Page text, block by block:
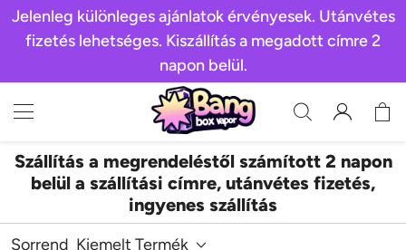
Jelenleg különleges ajánlatok érvényesek. Utánvétes
fizetés lehetséges. Kiszállítás a megadott címre 2
napon belül.
Szállítás a megrendeléstől számított 2 napon
belül a szállítási címre, utánvétes fizetés,
ingyenes szállítás
Sorrend Kiemelt Termék